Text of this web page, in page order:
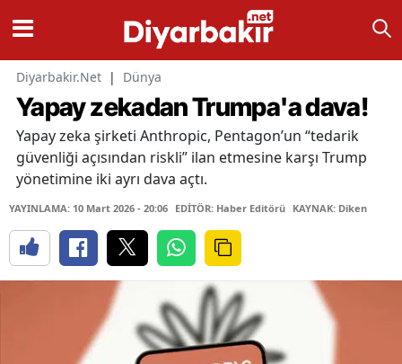
Diyarbakir.Net | Dünya
Yapay zekadan Trumpa'a dava!
Yapay zeka şirketi Anthropic, Pentagon’un “tedarik
güvenliği açısından riskli” ilan etmesine karşı Trump
yönetimine iki ayrı dava açtı.
YAYINLAMA: 10 Mart 2026 - 20:06 EDİTÖR: Haber Editörü KAYNAK: Diken